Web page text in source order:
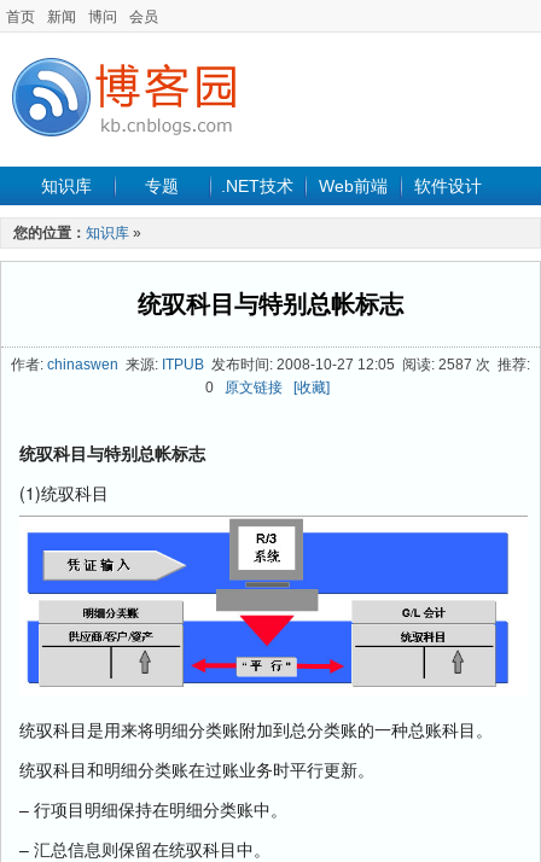
首页 新闻 博问 会员
知识库 专题 .NET技术 Web前端 软件设计
手机开发
最新文章
您的位置： 知识库 »
统驭科目与特别总帐标志
作者: chinaswen 来源: ITPUB 发布时间: 2008-10-27 12:05 阅读: 2587 次 推荐:
0
原文链接 [收藏]
统驭科目与特别总帐标志
(1)统驭科目
统驭科目是用来将明细分类账附加到总分类账的一种总账科目。
统驭科目和明细分类账在过账业务时平行更新。
– 行项目明细保持在明细分类账中。
– 汇总信息则保留在统驭科目中。